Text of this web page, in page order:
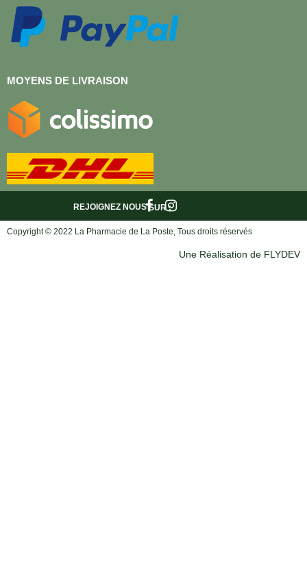
MOYENS DE LIVRAISON
SUR :
REJOIGNEZ NOUS
Copyright © 2022 La Pharmacie de La Poste, Tous droits réservés
Une Réalisation de FLYDEV